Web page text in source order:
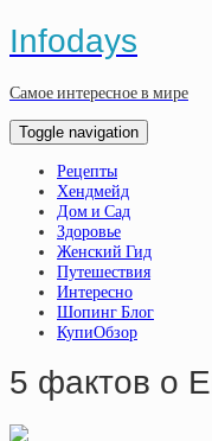
Infodays
Самое интересное в мире
Toggle navigation
Рецепты
Хендмейд
Дом и Сад
Здоровье
Женский Гид
Путешествия
Интересно
Шопинг Блог
КупиОбзор
5 фактов о